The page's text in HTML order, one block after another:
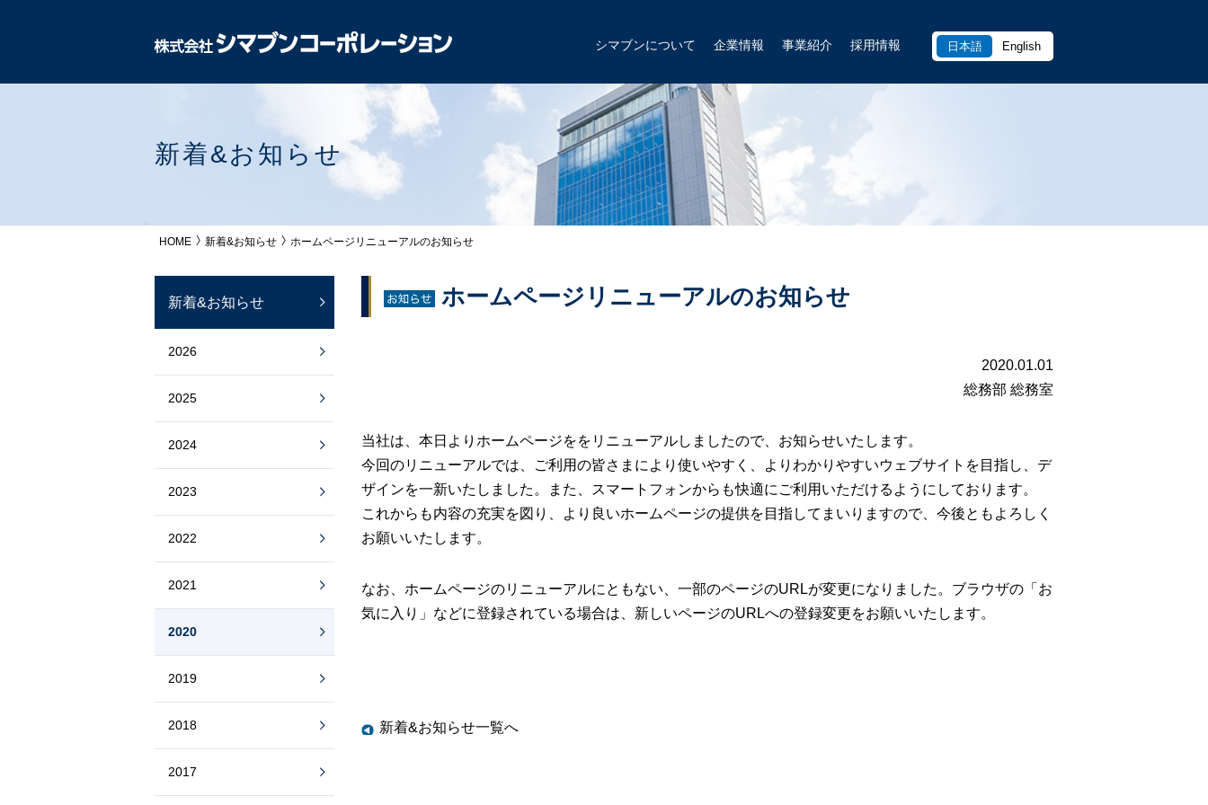
シマブンについて 企業情報 事業紹介 採用情報 日本語 English
新着&お知らせ
HOME 新着&お知らせ ホームページリニューアルのお知らせ
ホームページリニューアルのお知らせ
2020.01.01
総務部 総務室
当社は、本日よりホームページををリニューアルしましたので、お知らせいたします。
今回のリニューアルでは、ご利用の皆さまにより使いやすく、よりわかりやすいウェブサイトを目指し、デ
ザインを一新いたしました。また、スマートフォンからも快適にご利用いただけるようにしております。
これからも内容の充実を図り、より良いホームページの提供を目指してまいりますので、今後ともよろしく
お願いいたします。
なお、ホームページのリニューアルにともない、一部のページのURLが変更になりました。ブラウザの「お
気に入り」などに登録されている場合は、新しいページのURLへの登録変更をお願いいたします。
新着&お知らせ一覧へ
新着&お知らせ
2026
2025
2024
2023
2022
2021
2020
2019
2018
2017